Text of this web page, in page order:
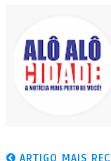
ARTIGO MAIS